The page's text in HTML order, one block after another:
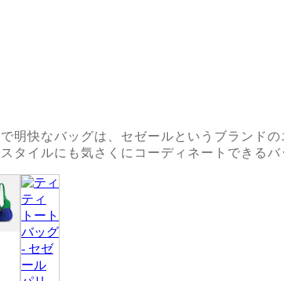
明快なバッグは、セゼールというブラン
タイルにも気さくにコーディネートできるバ